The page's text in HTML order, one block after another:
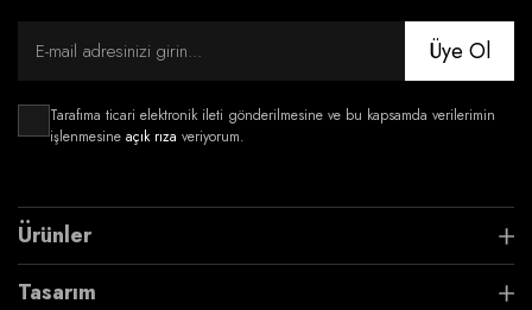
Üye Ol
Tarafıma ticari elektronik ileti gönderilmesine ve bu kapsamda verilerimin
işlenmesine açık rıza veriyorum.
Ürünler
Tasarım